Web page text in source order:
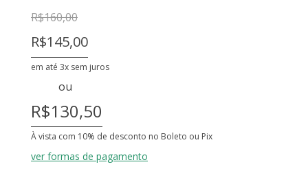
R$160,00
R$145,00
em até 3x sem juros
ou
R$130,50
À vista com 10% de desconto no Boleto ou Pix
ver formas de pagamento